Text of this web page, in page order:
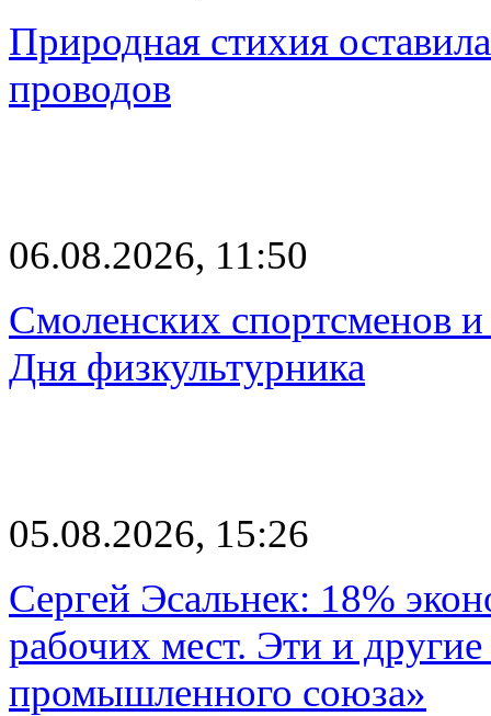
Природная стихия
проводов
06.08.2026, 11:50
Смоленских спортсменов
Дня физкультурника
05.08.2026, 15:26
Сергей Эсальнек: 18%
рабочих мест. Эти и
промышленного союза»